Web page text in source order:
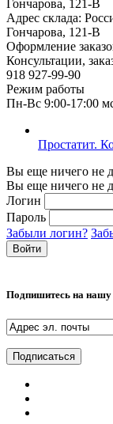
Гончарова, 121-В
Адрес склада:
Гончарова, 121-В
Оформление
Консультации,
918 927-99-90
Режим работы
Пн-Вс 9:00-17:00
Простатит.
Вы еще ничего не
Вы еще ничего не
Логин
Пароль
Забыли логин?
Подпишитесь на нашу